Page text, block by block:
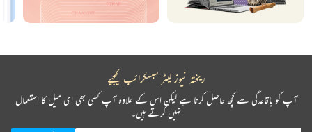
ریختہ نیوز لیٹر سبسکرائب کیجیے
آپ کو باقاعدگی سے کچھ حاصل کرنا ہے لیکن اس کے علاوہ آپ کسی بھی ای میل کا استعمال
نہیں کرتے ہیں۔